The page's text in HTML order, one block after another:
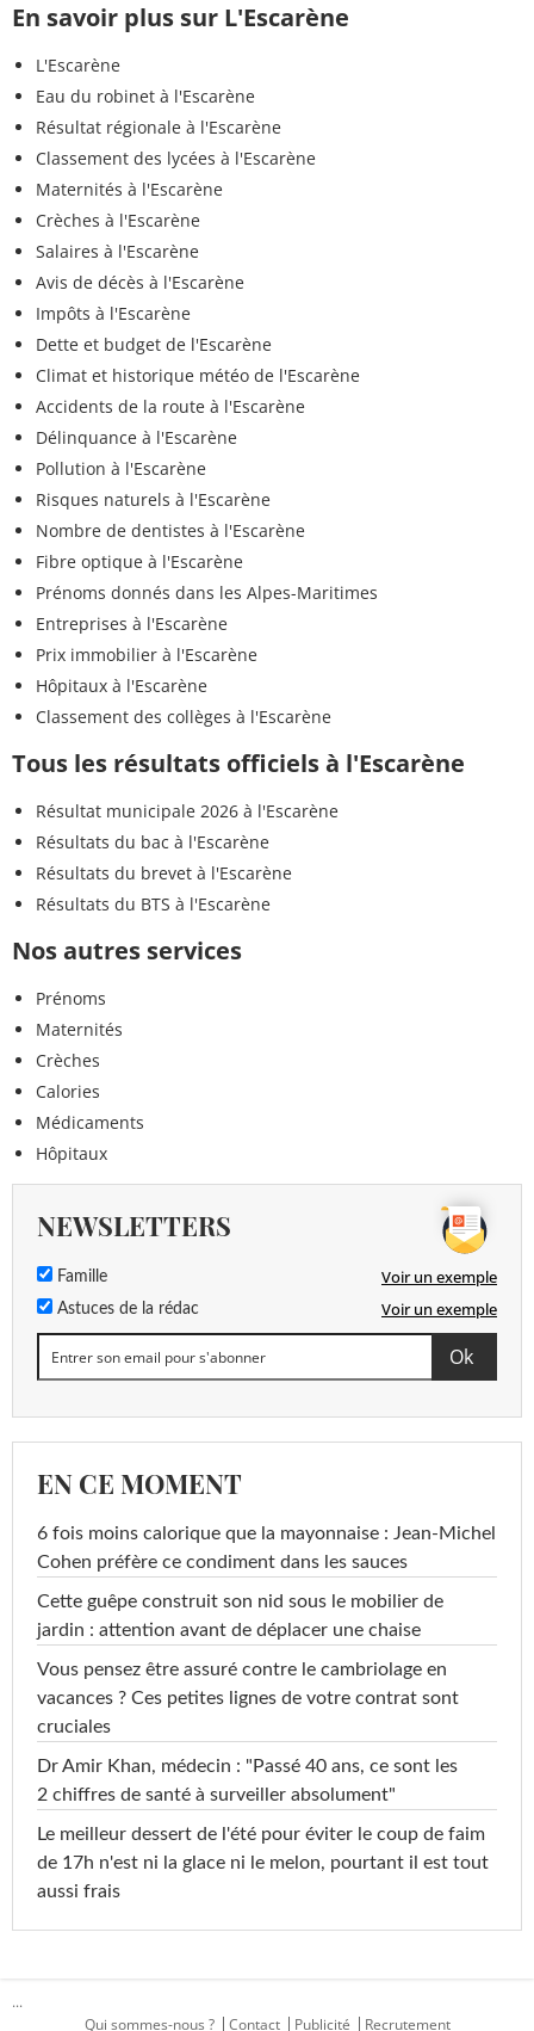
En savoir plus sur L'Escarène
L'Escarène
Eau du robinet à l'Escarène
Résultat régionale à l'Escarène
Classement des lycées à l'Escarène
Maternités à l'Escarène
Crèches à l'Escarène
Salaires à l'Escarène
Avis de décès à l'Escarène
Impôts à l'Escarène
Dette et budget de l'Escarène
Climat et historique météo de l'Escarène
Accidents de la route à l'Escarène
Délinquance à l'Escarène
Pollution à l'Escarène
Risques naturels à l'Escarène
Nombre de dentistes à l'Escarène
Fibre optique à l'Escarène
Prénoms donnés dans les Alpes-Maritimes
Entreprises à l'Escarène
Prix immobilier à l'Escarène
Hôpitaux à l'Escarène
Classement des collèges à l'Escarène
Tous les résultats officiels à l'Escarène
Résultat municipale 2026 à l'Escarène
Résultats du bac à l'Escarène
Résultats du brevet à l'Escarène
Résultats du BTS à l'Escarène
Nos autres services
Prénoms
Maternités
Crèches
Calories
Médicaments
Hôpitaux
NEWSLETTERS
Famille Voir un exemple
Astuces de la rédac Voir un exemple
EN CE MOMENT
6 fois moins calorique que la mayonnaise : Jean-Michel
Cohen préfère ce condiment dans les sauces
Cette guêpe construit son nid sous le mobilier de
jardin : attention avant de déplacer une chaise
Vous pensez être assuré contre le cambriolage en
vacances ? Ces petites lignes de votre contrat sont
cruciales
Dr Amir Khan, médecin : "Passé 40 ans, ce sont les
2 chiffres de santé à surveiller absolument"
Le meilleur dessert de l'été pour éviter le coup de faim
de 17h n'est ni la glace ni le melon, pourtant il est tout
aussi frais
...
Qui sommes-nous ?
Contact Publicité Recrutement